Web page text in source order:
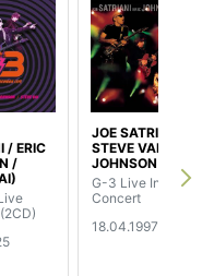
/ ERIC
/
JOE SATRIANI /
STEVE VAI / ERIC
JOHNSON
G-3 Live In
Concert
18.04.1997